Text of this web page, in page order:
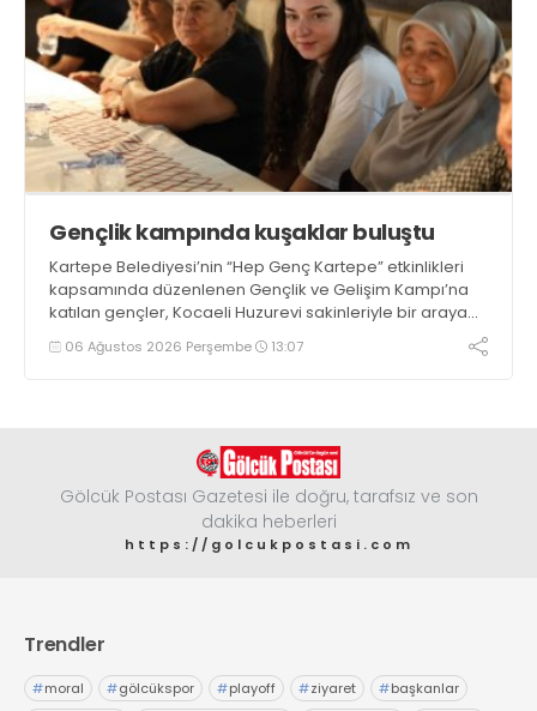
Gençlik kampında kuşaklar buluştu
Kartepe Belediyesi’nin “Hep Genç Kartepe” etkinlikleri
kapsamında düzenlenen Gençlik ve Gelişim Kampı’na
katılan gençler, Kocaeli Huzurevi sakinleriyle bir araya
geldi06 Ağustos 2026 Perşembe 13:07
Gölcük Postası Gazetesi ile doğru, tarafsız ve son
dakika heberleri
https://golcukpostasi.com
Trendler
#moral #gölcükspor #playoff #ziyaret #başkanlar